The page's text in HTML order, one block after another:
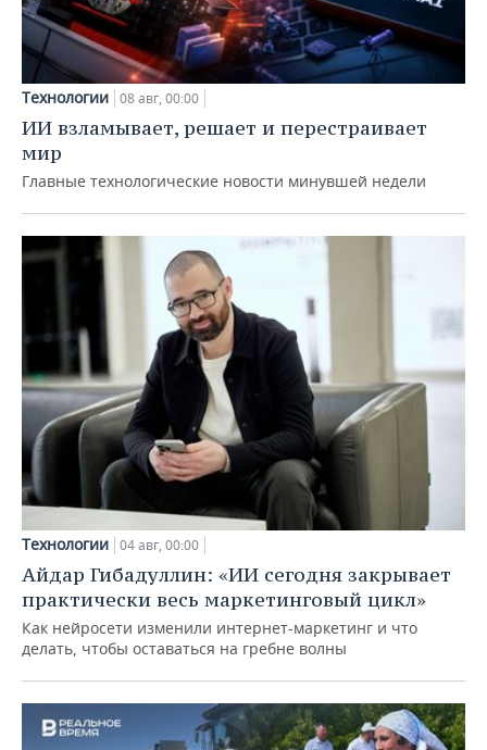
Технологии 08 авг, 00:00
ИИ взламывает, решает и перестраивает
мир
Главные технологические новости минувшей недели
Технологии 04 авг, 00:00
Айдар Гибадуллин: «ИИ сегодня закрывает
практически весь маркетинговый цикл»
Как нейросети изменили интернет-маркетинг и что
делать, чтобы оставаться на гребне волны